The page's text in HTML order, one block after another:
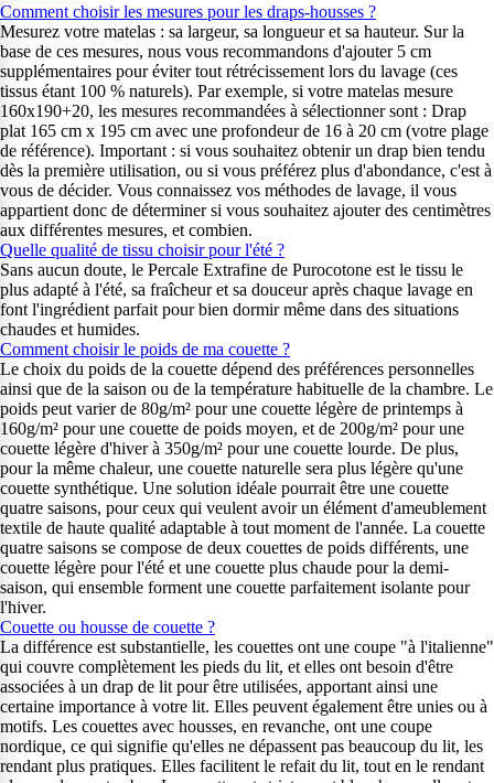
Comment choisir les mesures pour les draps-housses ?
Mesurez votre matelas : sa largeur, sa longueur et sa hauteur. Sur la
base de ces mesures, nous vous recommandons d'ajouter 5 cm
supplémentaires pour éviter tout rétrécissement lors du lavage (ces
tissus étant 100 % naturels). Par exemple, si votre matelas mesure
160x190+20, les mesures recommandées à sélectionner sont : Drap
plat 165 cm x 195 cm avec une profondeur de 16 à 20 cm (votre plage
de référence). Important : si vous souhaitez obtenir un drap bien tendu
dès la première utilisation, ou si vous préférez plus d'abondance, c'est à
vous de décider. Vous connaissez vos méthodes de lavage, il vous
appartient donc de déterminer si vous souhaitez ajouter des centimètres
aux différentes mesures, et combien.
Quelle qualité de tissu choisir pour l'été ?
Sans aucun doute, le Percale Extrafine de Purocotone est le tissu le
plus adapté à l'été, sa fraîcheur et sa douceur après chaque lavage en
font l'ingrédient parfait pour bien dormir même dans des situations
chaudes et humides.
Comment choisir le poids de ma couette ?
Le choix du poids de la couette dépend des préférences personnelles
ainsi que de la saison ou de la température habituelle de la chambre. Le
poids peut varier de 80g/m² pour une couette légère de printemps à
160g/m² pour une couette de poids moyen, et de 200g/m² pour une
couette légère d'hiver à 350g/m² pour une couette lourde. De plus,
pour la même chaleur, une couette naturelle sera plus légère qu'une
couette synthétique. Une solution idéale pourrait être une couette
quatre saisons, pour ceux qui veulent avoir un élément d'ameublement
textile de haute qualité adaptable à tout moment de l'année. La couette
quatre saisons se compose de deux couettes de poids différents, une
couette légère pour l'été et une couette plus chaude pour la demi-
saison, qui ensemble forment une couette parfaitement isolante pour
l'hiver.
Couette ou housse de couette ?
La différence est substantielle, les couettes ont une coupe "à l'italienne"
qui couvre complètement les pieds du lit, et elles ont besoin d'être
associées à un drap de lit pour être utilisées, apportant ainsi une
certaine importance à votre lit. Elles peuvent également être unies ou à
motifs. Les couettes avec housses, en revanche, ont une coupe
nordique, ce qui signifie qu'elles ne dépassent pas beaucoup du lit, les
rendant plus pratiques. Elles facilitent le refait du lit, tout en le rendant